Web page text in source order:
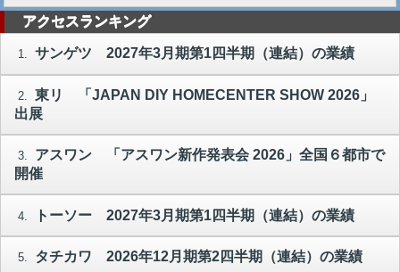
アクセスランキング
1. サンゲツ 2027年3月期第1四半期（連結）の業績
2.
東リ 「JAPAN DIY HOMECENTER SHOW 2026」
出展
3.
アスワン 「アスワン新作発表会 2026」全国６都市で
開催
4. トーソー 2027年3月期第1四半期（連結）の業績
5. タチカワ 2026年12月期第2四半期（連結）の業績